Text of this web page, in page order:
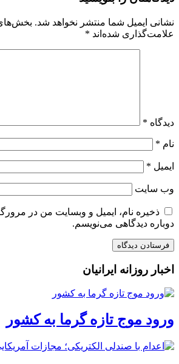
نشانی ایمیل شما منتشر نخواهد شد. بخش‌های
علامت‌گذاری شده‌اند *
دیدگاه *
نام *
ایمیل *
وب‌ سایت
ذخیره نام، ایمیل و وبسایت من در
دوباره دیدگاهی می‌نویسم.
اخبار روزانه ایرانیان
ورود موج تازه گرما به کشور